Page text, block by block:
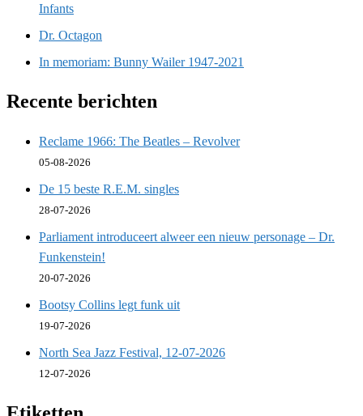
Infants
Dr. Octagon
In memoriam: Bunny Wailer 1947-2021
Recente berichten
Reclame 1966: The Beatles – Revolver
05-08-2026
De 15 beste R.E.M. singles
28-07-2026
Parliament introduceert alweer een nieuw personage – Dr.
Funkenstein!
20-07-2026
Bootsy Collins legt funk uit
19-07-2026
North Sea Jazz Festival, 12-07-2026
12-07-2026